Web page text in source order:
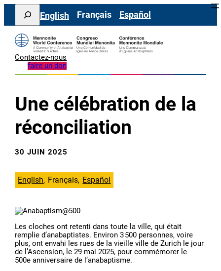
Aller
contenu
Search
English Français Español
Contactez-nous
faire un don
Une célébration de la
réconciliation
30 JUIN 2025
English Français Español
Les cloches ont retenti dans toute la ville, qui était
remplie d’anabaptistes. Environ 3 500 personnes, voire
plus, ont envahi les rues de la vieille ville de Zurich le jour
de l’Ascension, le 29 mai 2025, pour commémorer le
500e anniversaire de l’anabaptisme.